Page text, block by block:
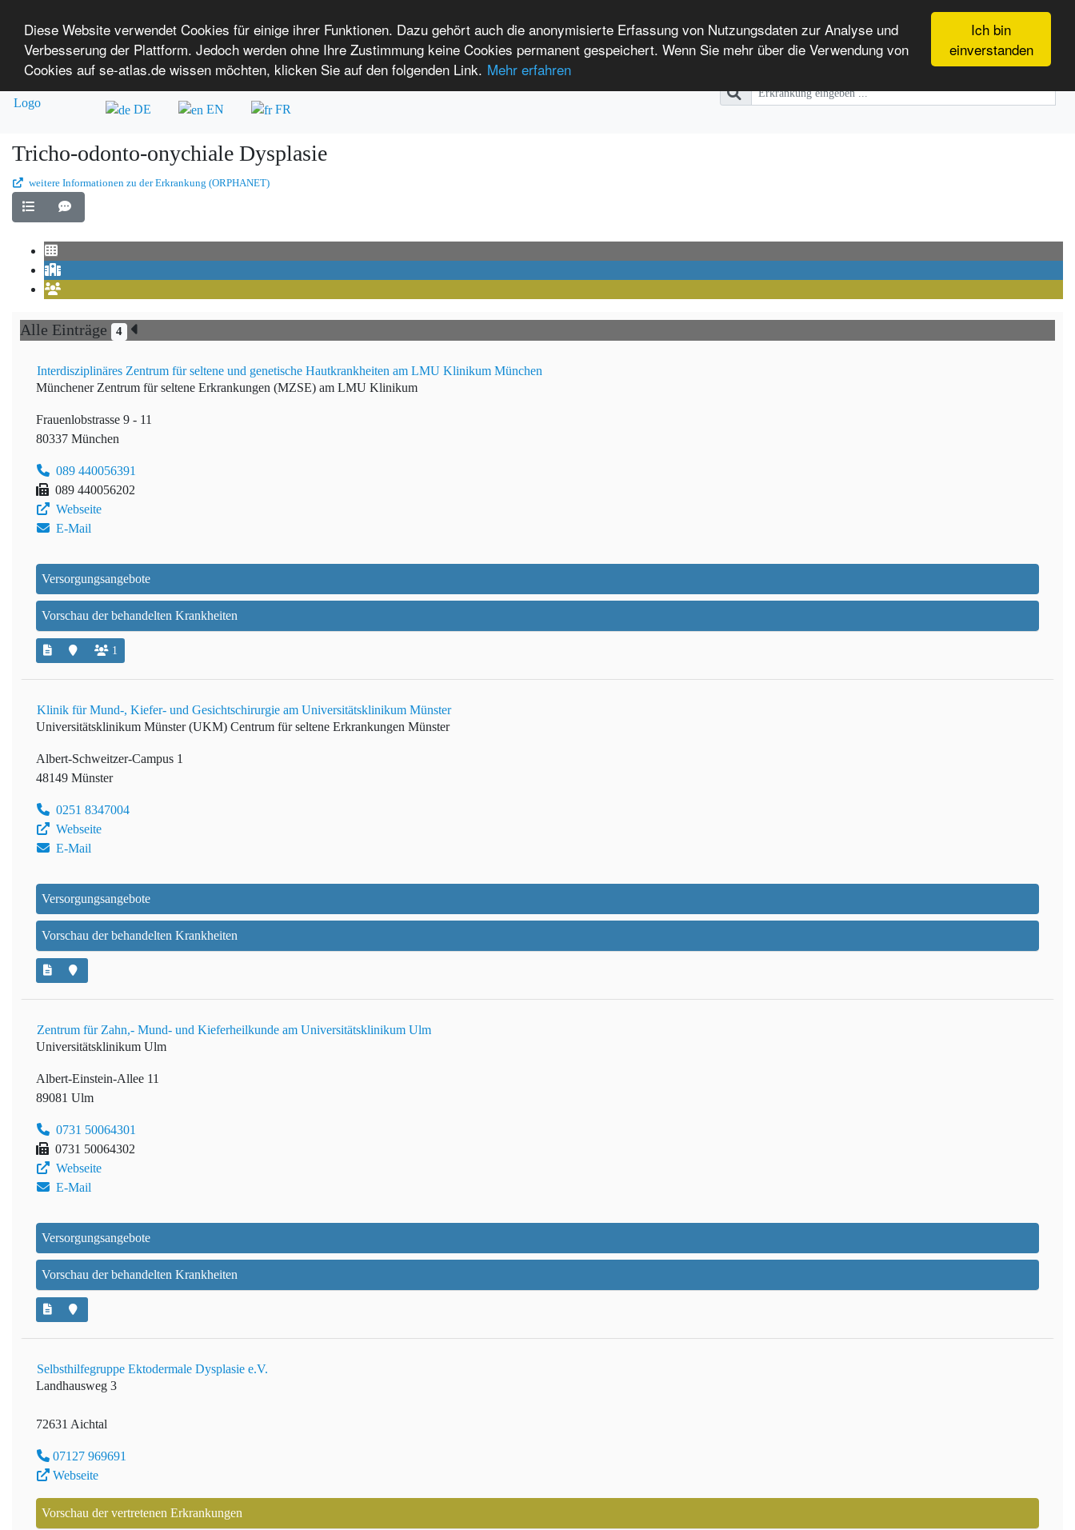
Ich bin
einverstanden
Diese Website verwendet Cookies für einige ihrer Funktionen. Dazu gehört auch die anonymisierte Erfassung von Nutzungsdaten zur Analyse und
Verbesserung der Plattform. Jedoch werden ohne Ihre Zustimmung keine Cookies permanent gespeichert. Wenn Sie mehr über die Verwendung von
Cookies auf se-atlas.de wissen möchten, klicken Sie auf den folgenden Link. Mehr erfahren
SE-ATLAS
Versorgungsatlas für Menschen mit seltenen Erkrankungen
Überblick über Einrichtungen Über uns Anmelden Leichte Sprache International Patients
DE EN FR
Tricho-odonto-onychiale Dysplasie
weitere Informationen zu der Erkrankung (ORPHANET)
Alle Einträge 4
Interdisziplinäres Zentrum für seltene und genetische Hautkrankheiten am LMU Klinikum München
Münchener Zentrum für seltene Erkrankungen (MZSE) am LMU Klinikum
Frauenlobstrasse 9 - 11
80337 München
089 440056391
089 440056202
Webseite
E-Mail
Versorgungsangebote
Vorschau der behandelten Krankheiten
1
Klinik für Mund-, Kiefer- und Gesichtschirurgie am Universitätsklinikum Münster
Universitätsklinikum Münster (UKM) Centrum für seltene Erkrankungen Münster
Albert-Schweitzer-Campus 1
48149 Münster
0251 8347004
Webseite
E-Mail
Versorgungsangebote
Vorschau der behandelten Krankheiten
Zentrum für Zahn,- Mund- und Kieferheilkunde am Universitätsklinikum Ulm
Universitätsklinikum Ulm
Albert-Einstein-Allee 11
89081 Ulm
0731 50064301
0731 50064302
Webseite
E-Mail
Versorgungsangebote
Vorschau der behandelten Krankheiten
Selbsthilfegruppe Ektodermale Dysplasie e.V.
Landhausweg 3
72631 Aichtal
07127 969691
Webseite
Vorschau der vertretenen Erkrankungen